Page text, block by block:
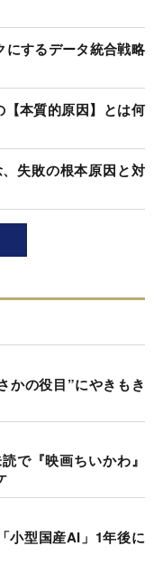
にするデータ統合戦略
本質的原因】とは何
失敗の根本原因と対
かの役目”にやきもき
で『映画ちいかわ』
小型国産AI」1年後に